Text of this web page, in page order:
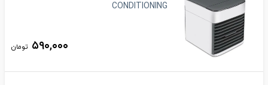
CONDITIONING
۵۹۰,۰۰۰ تومان